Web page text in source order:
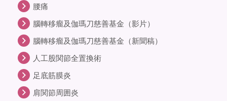
腰痛
腦轉移瘤及伽瑪刀慈善基金（影片）
腦轉移瘤及伽瑪刀慈善基金（新聞稿）
人工股関節全置換術
足底筋膜炎
肩関節周囲炎